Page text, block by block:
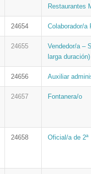
Restaurantes
24654 Colaborador/a
24655
Vendedor/a –
larga duración)
24656 Auxiliar
24657 Fontanera/o
24658 Oficial/a de 2ª